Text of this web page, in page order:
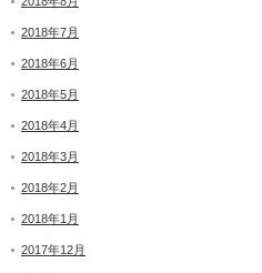
2018年7月
2018年6月
2018年5月
2018年4月
2018年3月
2018年2月
2018年1月
2017年12月